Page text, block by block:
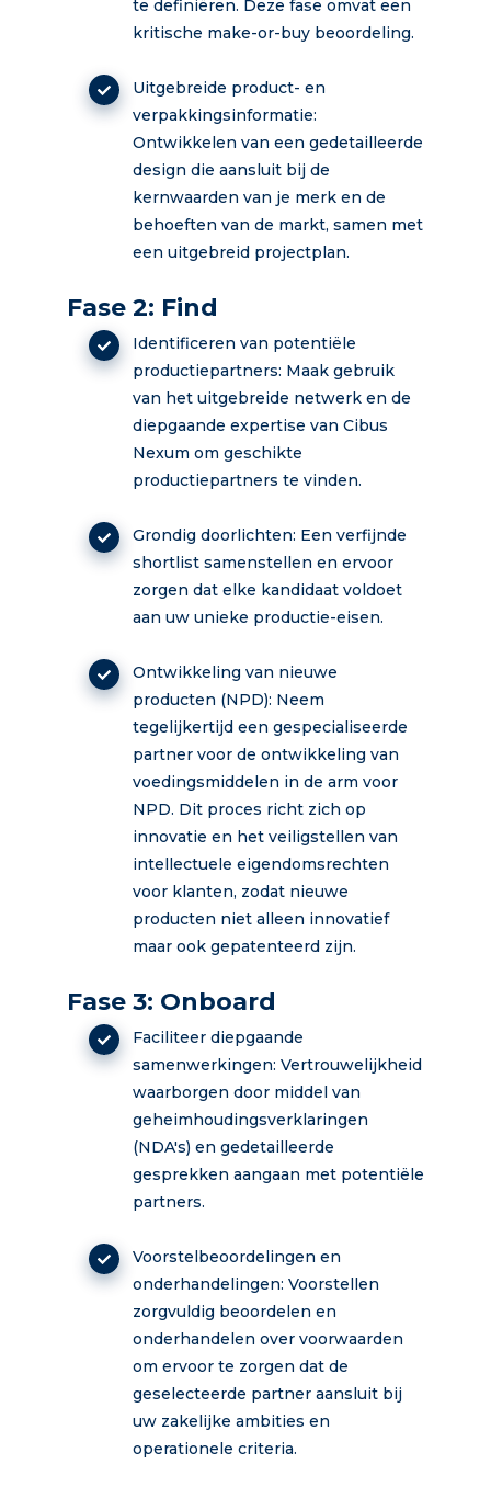
te definiëren. Deze fase omvat een
kritische make-or-buy beoordeling.
Uitgebreide product- en
verpakkingsinformatie:
Ontwikkelen van een gedetailleerde
design die aansluit bij de
kernwaarden van je merk en de
behoeften van de markt, samen met
een uitgebreid projectplan.
Fase 2: Find
Identificeren van potentiële
productiepartners: Maak gebruik
van het uitgebreide netwerk en de
diepgaande expertise van Cibus
Nexum om geschikte
productiepartners te vinden.
Grondig doorlichten: Een verfijnde
shortlist samenstellen en ervoor
zorgen dat elke kandidaat voldoet
aan uw unieke productie-eisen.
Ontwikkeling van nieuwe
producten (NPD): Neem
tegelijkertijd een gespecialiseerde
partner voor de ontwikkeling van
voedingsmiddelen in de arm voor
NPD. Dit proces richt zich op
innovatie en het veiligstellen van
intellectuele eigendomsrechten
voor klanten, zodat nieuwe
producten niet alleen innovatief
maar ook gepatenteerd zijn.
Fase 3: Onboard
Faciliteer diepgaande
samenwerkingen: Vertrouwelijkheid
waarborgen door middel van
geheimhoudingsverklaringen
(NDA's) en gedetailleerde
gesprekken aangaan met potentiële
partners.
Voorstelbeoordelingen en
onderhandelingen: Voorstellen
zorgvuldig beoordelen en
onderhandelen over voorwaarden
om ervoor te zorgen dat de
geselecteerde partner aansluit bij
uw zakelijke ambities en
operationele criteria.